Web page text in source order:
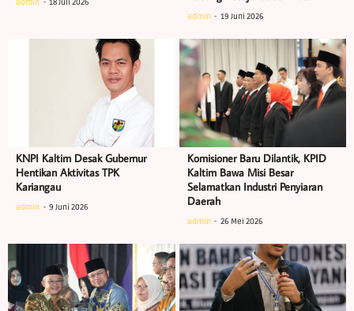
admin 18 Juli 2026
admin 19 Juni 2026
KNPI Kaltim Desak Gubernur
Hentikan Aktivitas TPK
Kariangau
admin 9 Juni 2026
Komisioner Baru Dilantik, KPID
Kaltim Bawa Misi Besar
Selamatkan Industri Penyiaran
Daerah
admin 26 Mei 2026